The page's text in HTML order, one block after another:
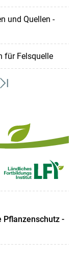
und Quellen -
für Felsquelle
zum
Pflanzenschutz -